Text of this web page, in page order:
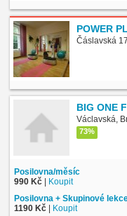
POWER
Čáslavská
BIG ONE
Václavská,
73%
Posilovna/měsíc
990 Kč | Koupit
Posilovna + Skupinové
1190 Kč | Koupit